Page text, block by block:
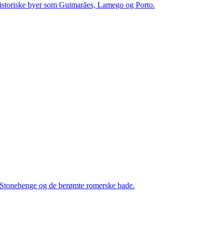
byer som Guimarães, Lamego og Porto.
og de berømte romerske bade.